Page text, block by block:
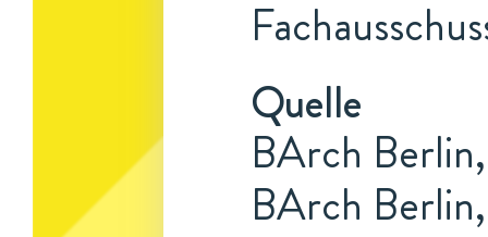
Quelle
BArch
BArch